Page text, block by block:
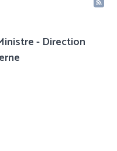
- Direction